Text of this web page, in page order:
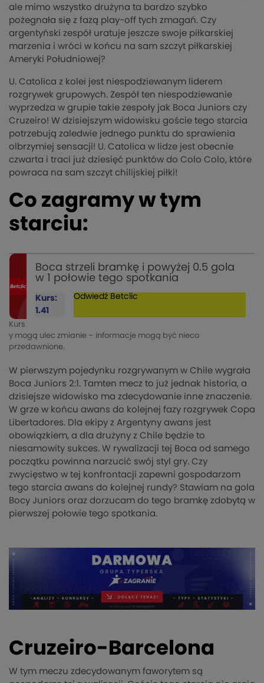
ale mimo wszystko drużyna ta bardzo szybko
pożegnała się z fazą play-off tych zmagań. Czy
argentyński zespół uratuje jeszcze swoje piłkarskiej
marzenia i wróci w końcu na sam szczyt piłkarskiej
Ameryki Południowej?
U. Catolica z kolei jest niespodziewanym liderem
rozgrywek grupowych. Zespół ten niespodziewanie
wyprzedza w grupie takie zespoły jak Boca Juniors czy
Cruzeiro! W dzisiejszym widowisku goście tego starcia
potrzebują zaledwie jednego punktu do sprawienia
olbrzymiej sensacji! U. Catolica w lidze jest obecnie
czwarta i traci już dziesięć punktów do Colo Colo, które
powraca na sam szczyt chilijskiej piłki!
Co zagramy w tym
starciu:
Boca strzeli bramkę i powyżej 0.5 gola
w 1 połowie tego spotkania
Kurs:
1.41
Odwiedź Betclic
Kurs
y mogą ulec zmianie – informacje mogą być nieco
przedawnione.
W pierwszym pojedynku rozgrywanym w Chile wygrała
Boca Juniors 2:1. Tamten mecz to już jednak historia, a
dzisiejsze widowisko ma zdecydowanie inne znaczenie.
W grze w końcu awans do kolejnej fazy rozgrywek Copa
Libertadores. Dla ekipy z Argentyny awans jest
obowiązkiem, a dla drużyny z Chile będzie to
niesamowity sukces. W rywalizacji tej Boca od samego
początku powinna narzucić swój styl gry. Czy
zwycięstwo w tej konfrontacji zapewni gospodarzom
tego starcia awans do kolejnej rundy? Stawiam na gola
Bocy Juniors oraz dorzucam do tego bramkę zdobytą w
pierwszej połowie tego spotkania.
Cruzeiro-Barcelona
W tym meczu zdecydowanym faworytem są